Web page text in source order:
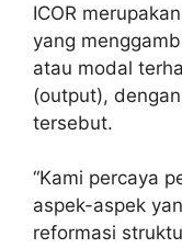
ICOR
yang
atau modal
(output),
tersebut.
“Kami percaya
aspek-aspek
reformasi